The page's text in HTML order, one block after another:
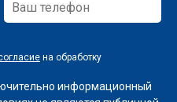
на обработку
информационный